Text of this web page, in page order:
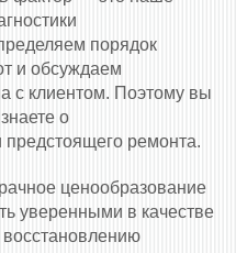
порядок
и обсуждаем
с клиентом. Поэтому вы
о
ремонта.
ценообразование
уверенными в качестве